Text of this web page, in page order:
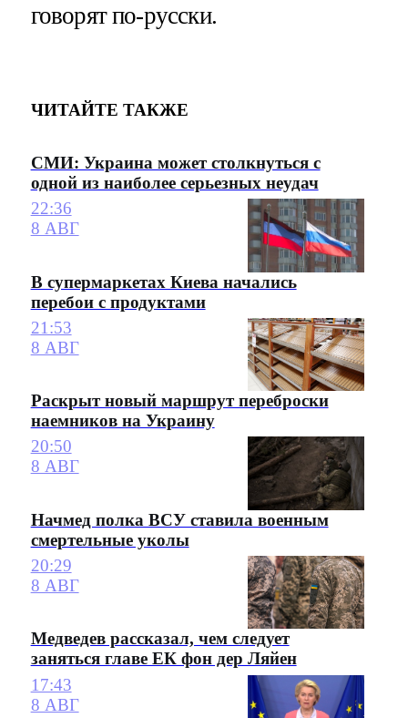
говорят по-русски.
ЧИТАЙТЕ ТАКЖЕ
СМИ: Украина может столкнуться с
одной из наиболее серьезных неудач
22:36
8 АВГ
В супермаркетах Киева начались
перебои с продуктами
21:53
8 АВГ
Раскрыт новый маршрут переброски
наемников на Украину
20:50
8 АВГ
Начмед полка ВСУ ставила военным
смертельные уколы
20:29
8 АВГ
Медведев рассказал, чем следует
заняться главе ЕК фон дер Ляйен
17:43
8 АВГ